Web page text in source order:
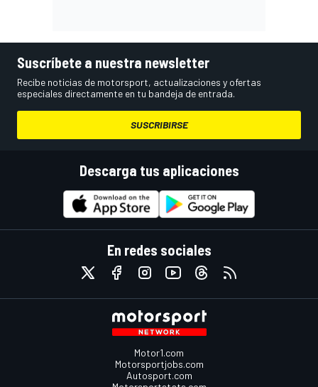
Suscríbete a nuestra newsletter
Recibe noticias de motorsport, actualizaciones y ofertas
especiales directamente en tu bandeja de entrada.
SUSCRIBIRSE
Descarga tus aplicaciones
En redes sociales
Motor1.com
Motorsportjobs.com
Autosport.com